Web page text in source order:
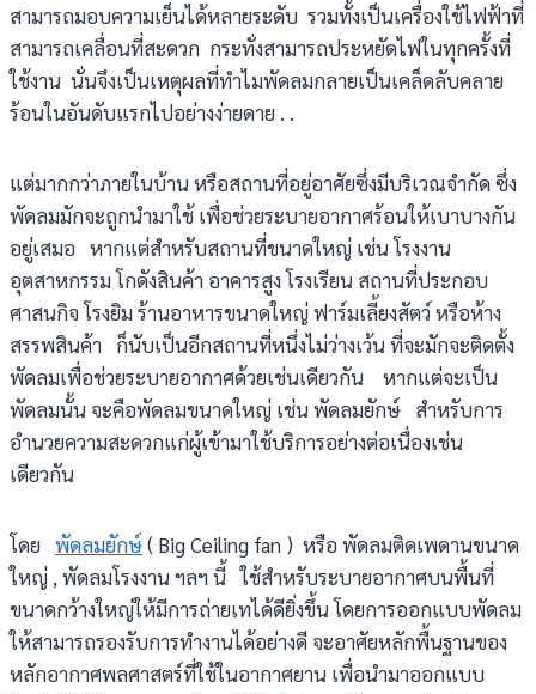
สามารถมอบความเย็นได้หลายระดับ รวมทั้งเป็นเครื่องใช้ไฟฟ้าที่
สามารถเคลื่อนที่สะดวก กระทั่งสามารถประหยัดไฟในทุกครั้งที่
ใช้งาน นั่นจึงเป็นเหตุผลที่ทำไมพัดลมกลายเป็นเคล็ดลับคลาย
ร้อนในอันดับแรกไปอย่างง่ายดาย . .
แต่มากกว่าภายในบ้าน หรือสถานที่อยู่อาศัยซึ่งมีบริเวณจำกัด ซึ่ง
พัดลมมักจะถูกนำมาใช้ เพื่อช่วยระบายอากาศร้อนให้เบาบางกัน
อยู่เสมอ หากแต่สำหรับสถานที่ขนาดใหญ่ เช่น โรงงาน
อุตสาหกรรม โกดังสินค้า อาคารสูง โรงเรียน สถานที่ประกอบ
ศาสนกิจ โรงยิม ร้านอาหารขนาดใหญ่ ฟาร์มเลี้ยงสัตว์ หรือห้าง
สรรพสินค้า ก็นับเป็นอีกสถานที่หนึ่งไม่ว่างเว้น ที่จะมักจะติดตั้ง
พัดลมเพื่อช่วยระบายอากาศด้วยเช่นเดียวกัน หากแต่จะเป็น
พัดลมนั้น จะคือพัดลมขนาดใหญ่ เช่น พัดลมยักษ์ สำหรับการ
อำนวยความสะดวกแก่ผู้เข้ามาใช้บริการอย่างต่อเนื่องเช่น
เดียวกัน
โดย พัดลมยักษ์( Big Ceiling fan ) หรือ พัดลมติดเพดานขนาด
ใหญ่ , พัดลมโรงงาน ฯลฯ นี้ ใช้สำหรับระบายอากาศบนพื้นที่
ขนาดกว้างใหญ่ให้มีการถ่ายเทได้ดียิ่งขึ้น โดยการออกแบบพัดลม
ให้สามารถรองรับการทำงานได้อย่างดี จะอาศัยหลักพื้นฐานของ
หลักอากาศพลศาสตร์ที่ใช้ในอากาศยาน เพื่อนำมาออกแบบ